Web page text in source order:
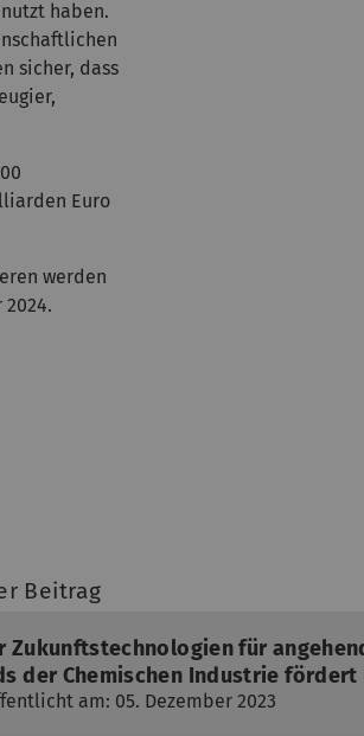
haben.
sicher, dass
Euro
werden
Beitrag
Zukunftstechnologien für
der Chemischen Industrie
am: 05. Dezember 2023